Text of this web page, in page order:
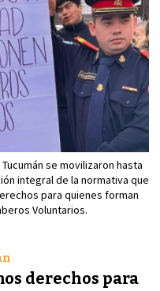
se movilizaron hasta
integral de la normativa que
para quienes forman
Voluntarios.
derechos para